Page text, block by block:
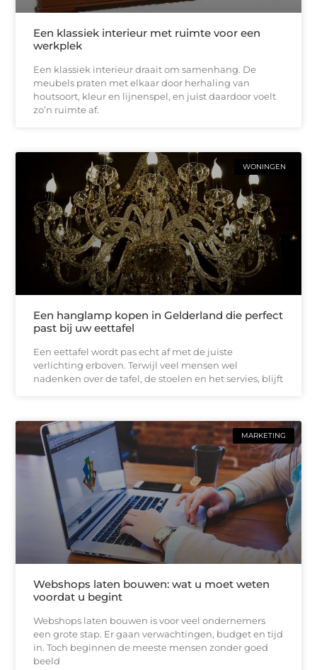
Een klassiek interieur met ruimte voor een
werkplek
Een klassiek interieur draait om samenhang. De
meubels praten met elkaar door herhaling van
houtsoort, kleur en lijnenspel, en juist daardoor voelt
zo’n ruimte af.
WONINGEN
Een hanglamp kopen in Gelderland die perfect
past bij uw eettafel
Een eettafel wordt pas echt af met de juiste
verlichting erboven. Terwijl veel mensen wel
nadenken over de tafel, de stoelen en het servies, blijft
MARKETING
Webshops laten bouwen: wat u moet weten
voordat u begint
Webshops laten bouwen is voor veel ondernemers
een grote stap. Er gaan verwachtingen, budget en tijd
in. Toch beginnen de meeste mensen zonder goed
beeld